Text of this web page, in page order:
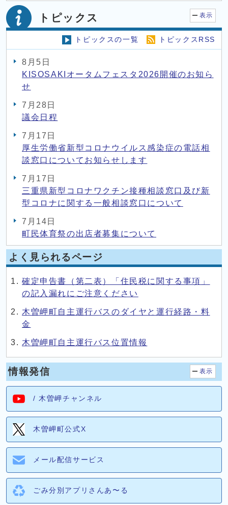
トピックス 表示
トピックスの一覧 トピックスRSS
8月5日
KISOSAKIオータムフェスタ2026開催のお知ら
せ
7月28日
議会日程
7月17日
厚生労働省新型コロナウイルス感染症の電話相
談窓口についてお知らせします
7月17日
三重県新型コロナワクチン接種相談窓口及び新
型コロナに関する一般相談窓口について
7月14日
町民体育祭の出店者募集について
よく見られるページ
確定申告書（第二表）「住民税に関する事項」
の記入漏れにご注意ください
木曽岬町自主運行バスのダイヤと運行経路・料
金
木曽岬町自主運行バス位置情報
情報発信 表示
/ 木曽岬チャンネル
木曽岬町公式X
メール配信サービス
ごみ分別アプリさんあ〜る